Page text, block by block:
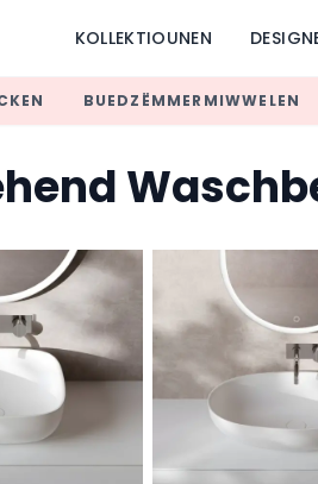
KOLLEKTIOUNEN
BUEDZËMMERMIWWELEN